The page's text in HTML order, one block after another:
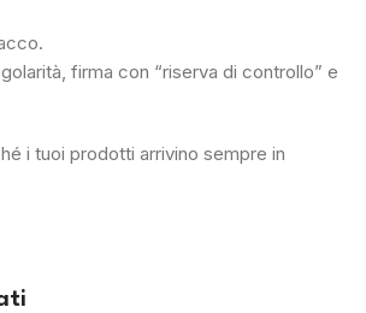
firma con “riserva di controllo” e
i tuoi prodotti arrivino sempre in